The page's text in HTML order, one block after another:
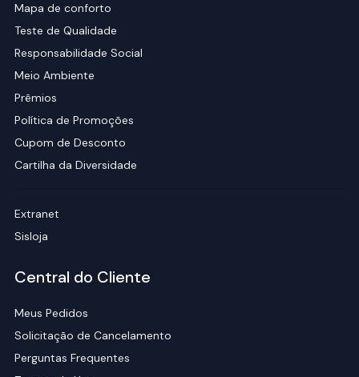
Mapa de conforto
Teste de Qualidade
Responsabilidade Social
Meio Ambiente
Prêmios
Política de Promoções
Cupom de Desconto
Cartilha da Diversidade
Extranet
Sisloja
Central do Cliente
Meus Pedidos
Solicitação de Cancelamento
Perguntas Frequentes